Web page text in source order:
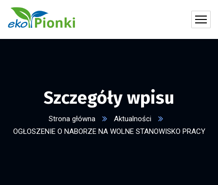
Szczegóły wpisu
Strona główna
Aktualności
OGŁOSZENIE O NABORZE NA WOLNE STANOWISKO PRACY